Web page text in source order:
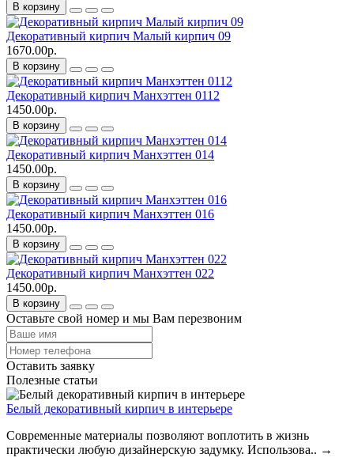
В корзину
Декоративный кирпич Малый кирпич 09
1670.00р.
В корзину
Декоративный кирпич Манхэттен 0112
1450.00р.
В корзину
Декоративный кирпич Манхэттен 014
1450.00р.
В корзину
Декоративный кирпич Манхэттен 016
1450.00р.
В корзину
Декоративный кирпич Манхэттен 022
1450.00р.
В корзину
Оставьте свой номер и мы Вам перезвоним
Оставить заявку
Полезные статьи
Белый декоративный кирпич в интерьере
Современные материалы позволяют воплотить в жизнь
практически любую дизайнерскую задумку. Использова.. →